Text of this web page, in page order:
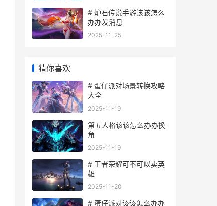
# 炉石传说手游该该怎么
办办发消息
2025-11-25
猜你喜欢
# 蛋仔派对场景转换攻略
大全
2025-11-19
第五人格该该怎么办办换
角
2025-11-19
# 王者荣耀可不可以卖英
雄
2025-11-20
# 蛋仔派对该该怎么办办